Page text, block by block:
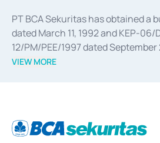
PT BCA Sekuritas has obtained a
dated March 11, 1992 and KEP-
12/PM/PEE/1997 dated
divestments, and joint ventures
Settlement of Commercial Paper
VIEW MORE